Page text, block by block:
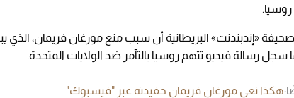
روسيا.
هكذا نعى مورغان فريمان حفيدته عبر "فيسبوك"